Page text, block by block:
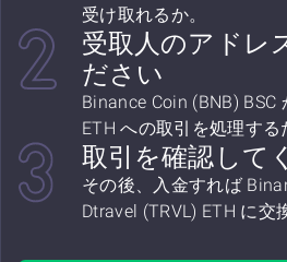
受け取れるか。
受取人のアドレ
ださい
Binance Coin (BNB) BSC
ETH への取引を処理する
取引を確認して
その後、入金すれば
Dtravel (TRVL) ETH に交